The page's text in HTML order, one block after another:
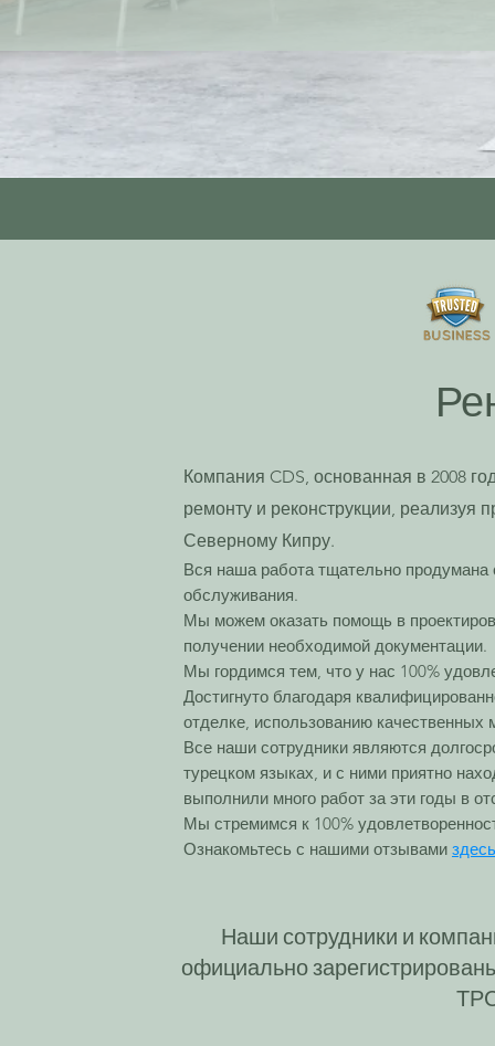
Компания CDS, основанная в 2008
ремонту и реконструкции, реализуя
Северному Кипру.
Вся наша работа тщательно продумана
обслуживания.
Мы можем оказать помощь в
получении необходимой документации.
Мы гордимся тем, что у нас 100%
Достигнуто благодаря
отделке, использованию
Все наши сотрудники являются
турецком языках, и с ними приятно
выполнили много работ за эти годы в
Мы стремимся к 100%
Ознакомьтесь с нашими отзывами
Наши сотрудники и
официально